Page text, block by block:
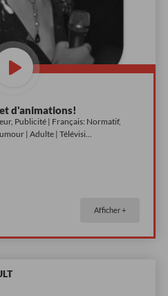
d'animations!
Publicité | Français: Normatif,
| Adulte | Télévisi
Afficher +